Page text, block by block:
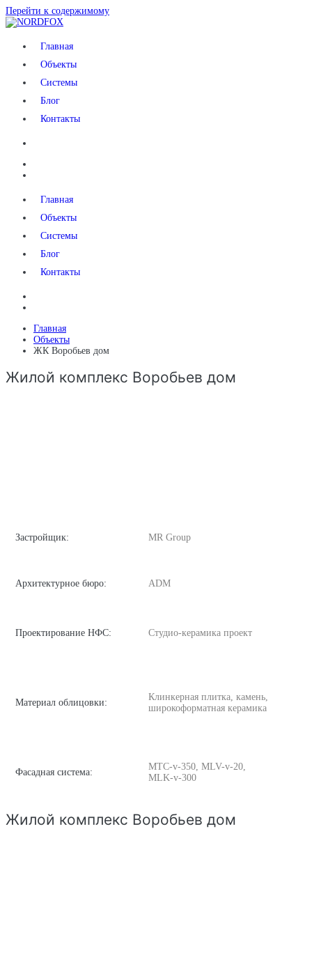
Перейти к содержимому
NORDFOXГлавная
Объекты
Системы
Блог
Контакты
Главная
Объекты
Системы
Блог
Контакты
Главная
Объекты
ЖК Воробьев дом
Жилой комплекс Воробьев дом
Застройщик: MR Group
Архитектурное бюро: ADM
Проектирование НФС: Студио-керамика проект
Материал облицовки:
Клинкерная плитка, камень,
широкоформатная керамика
Фасадная система:
MTC-v-350, MLV-v-20,
MLK-v-300
Жилой комплекс Воробьев дом